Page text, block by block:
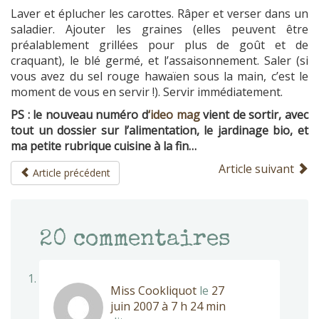
Laver et éplucher les carottes. Râper et verser dans un
saladier. Ajouter les graines (elles peuvent être
préalablement grillées pour plus de goût et de
craquant), le blé germé, et l’assaisonnement. Saler (si
vous avez du sel rouge hawaïen sous la main, c’est le
moment de vous en servir !). Servir immédiatement.
PS : le nouveau numéro d‘ideo magvient de sortir, avec
tout un dossier sur l’alimentation, le jardinage bio, et
ma petite rubrique cuisine à la fin…
Article précédent Article suivant
20 commentaires
Miss Cookliquot le 27
juin 2007 à 7 h 24 min